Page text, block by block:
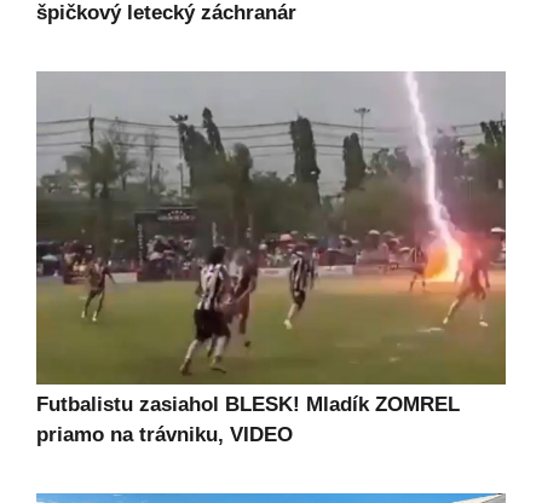
špičkový letecký záchranár
Futbalistu zasiahol BLESK! Mladík ZOMREL
priamo na trávniku, VIDEO